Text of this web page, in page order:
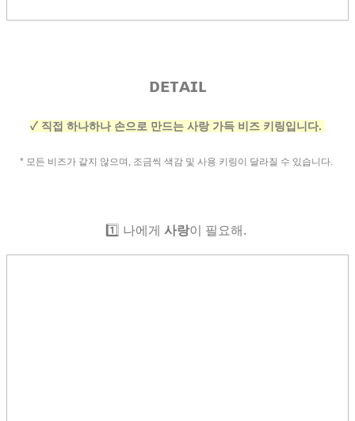
ᴅᴇᴛᴀɪʟ
✓ 직접 하나하나 손으로 만드는 사랑 가득 비즈 키링입니다.
* 모든 비즈가 같지 않으며, 조금씩 색감 및 사용 키링이 달라질 수 있습니다.
1️⃣ 나에게 사랑이 필요해.